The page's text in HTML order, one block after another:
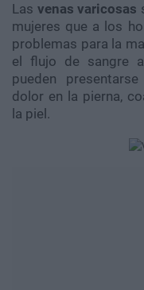
Las venas varicosas
mujeres que a los
problemas para la
el flujo de sangre
pueden
dolor en la pierna,
la piel.